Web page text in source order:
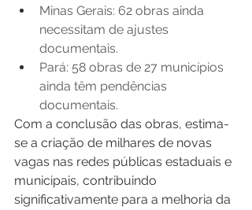
Minas Gerais: 62 obras ainda
necessitam de ajustes
documentais.
Pará: 58 obras de 27 municípios
ainda têm pendências
documentais.
Com a conclusão das obras, estima-
se a criação de milhares de novas
vagas nas redes públicas estaduais e
municipais, contribuindo
significativamente para a melhoria da